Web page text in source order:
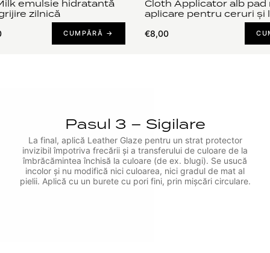
emulsie hidratantă
zilnică
CUMPĂRĂ →
Cloth Applicator alb pad
aplicare pentru ceruri și
€8,00
Pasul 3 – Sigilare
La final, aplică Leather Glaze pentru un strat protector
invizibil împotriva frecării și a transferului de culoare de la
îmbrăcămintea închisă la culoare (de ex. blugi). Se usucă
incolor și nu modifică nici culoarea, nici gradul de mat al
pielii. Aplică cu un burete cu pori fini, prin mișcări circulare.